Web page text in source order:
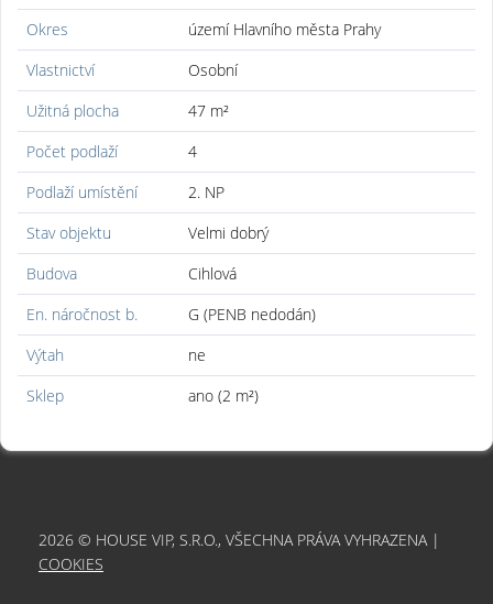
Okres
území Hlavního města Prahy
Vlastnictví
Osobní
Užitná plocha
47 m²
Počet podlaží
4
Podlaží umístění
2. NP
Stav objektu
Velmi dobrý
Budova
Cihlová
En. náročnost b.
G (PENB nedodán)
Výtah
ne
Sklep
ano (2 m²)
2026 © HOUSE VIP, S.R.O., VŠECHNA PRÁVA VYHRAZENA |
COOKIES